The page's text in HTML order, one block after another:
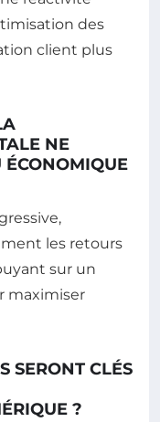
des
client plus
NE
les retours
sur un
maximiser
SERONT CLÉS
?